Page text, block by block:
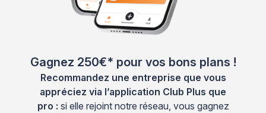
Gagnez 250€* pour vos bons plans !
Recommandez une entreprise que vous
appréciez via l’application Club Plus que
pro : si elle rejoint notre réseau, vous gagnez